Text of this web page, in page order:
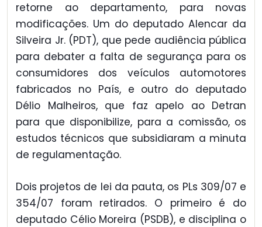
retorne ao departamento, para novas
modificações. Um do deputado Alencar da
Silveira Jr. (PDT), que pede audiência pública
para debater a falta de segurança para os
consumidores dos veículos automotores
fabricados no País, e outro do deputado
Délio Malheiros, que faz apelo ao Detran
para que disponibilize, para a comissão, os
estudos técnicos que subsidiaram a minuta
de regulamentação.
Dois projetos de lei da pauta, os PLs 309/07 e
354/07 foram retirados. O primeiro é do
deputado Célio Moreira (PSDB), e disciplina o